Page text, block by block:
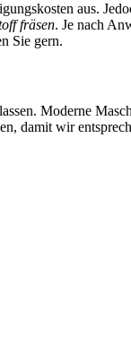
aus.
fräsen. Je nach
Sie gern.
Moderne
damit wir